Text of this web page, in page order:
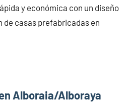
y económica con un diseño
de casas prefabricadas en
Alboraia/Alboraya